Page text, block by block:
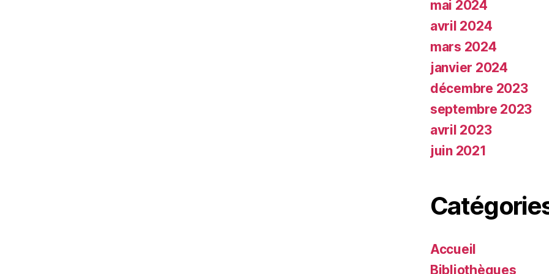
mai 2024
avril 2024
mars 2024
janvier 2024
décembre 2023
septembre 2023
avril 2023
juin 2021
Accueil
Bibliothèques